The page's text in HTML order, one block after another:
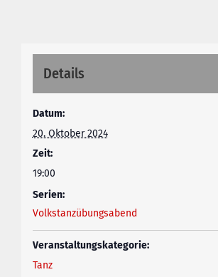
Details
Datum:
20. Oktober 2024
Zeit:
19:00
Serien:
Volkstanzübungsabend
Veranstaltungskategorie:
Tanz